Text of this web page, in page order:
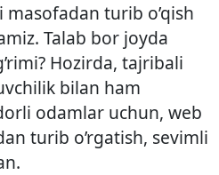
turib o’qish
Talab bor joyda
Hozirda, tajribali
bilan ham
odamlar uchun, web
turib o’rgatish, sevimli